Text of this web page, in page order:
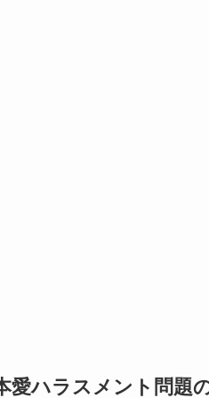
愛ハラスメント問題